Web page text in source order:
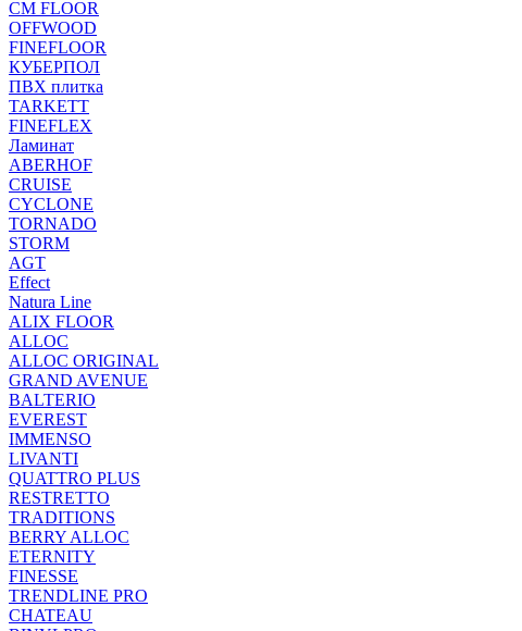
CM FLOOR
OFFWOOD
FINEFLOOR
КУБЕРПОЛ
ПВХ плитка
TARKETT
FINEFLEX
Ламинат
ABERHOF
CRUISE
CYCLONE
TORNADO
STORM
AGT
Effect
Natura Line
ALIX FLOOR
ALLOC
ALLOC ORIGINAL
GRAND AVENUE
BALTERIO
EVEREST
IMMENSO
LIVANTI
QUATTRO PLUS
RESTRETTO
TRADITIONS
BERRY ALLOC
ETERNITY
FINESSE
TRENDLINE PRO
CHATEAU